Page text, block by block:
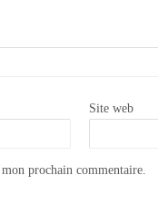
Site web
prochain commentaire.